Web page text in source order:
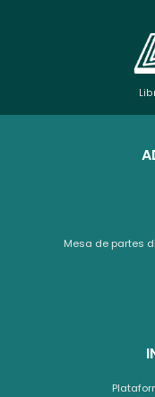
Mesa de partes